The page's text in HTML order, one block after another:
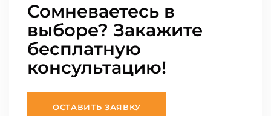
Сомневаетесь в
выборе? Закажите
бесплатную
консультацию!
ОСТАВИТЬ ЗАЯВКУ